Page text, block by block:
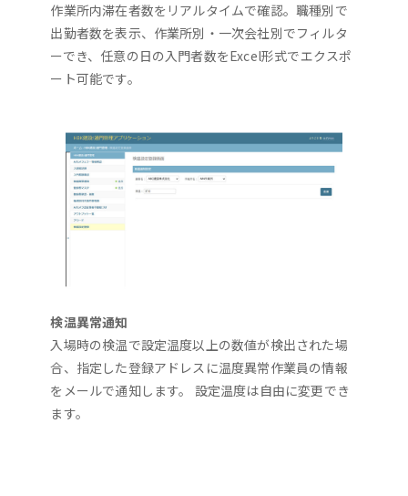
作業所内滞在者数をリアルタイムで確認。職種別で
出勤者数を表示、作業所別・一次会社別でフィルタ
ーでき、任意の日の入門者数をExcel形式でエクスポ
ート可能です。
検温異常通知
入場時の検温で設定温度以上の数値が検出された場
合、指定した登録アドレスに温度異常作業員の情報
をメールで通知します。 設定温度は自由に変更でき
ます。